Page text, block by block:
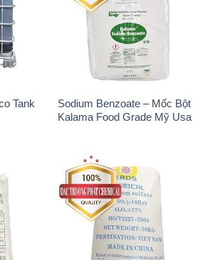
Tank
Sodium Benzoate – Mốc Bột
Kalama Food Grade Mỹ Usa
Dạng
Works
Phèn Nhôm – Al2(SO4)3 17%
Trung Quốc China